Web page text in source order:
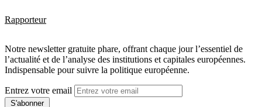
Rapporteur
Notre newsletter gratuite phare, offrant chaque jour l’essentiel de
l’actualité et de l’analyse des institutions et capitales européennes.
Indispensable pour suivre la politique européenne.
Entrez votre email
S'abonner